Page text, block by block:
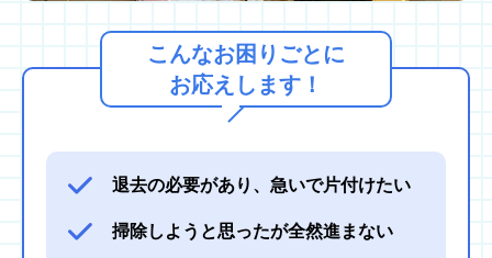
こんなお困りごとに
お応えします！
退去の必要があり、急いで片付けたい
掃除しようと思ったが全然進まない